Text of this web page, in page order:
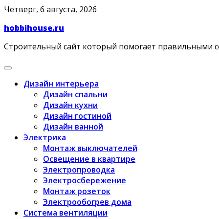
Skip
content
Четверг, 6 августа, 2026
hobbihouse.ru
Строительный сайт который помогает правильными
Дизайн интерьера
Дизайн спальни
Дизайн кухни
Дизайн гостиной
Дизайн ванной
Электрика
Монтаж выключателей
Освещение в квартире
Электропроводка
Электросбережение
Монтаж розеток
Электрообогрев дома
Система вентиляции